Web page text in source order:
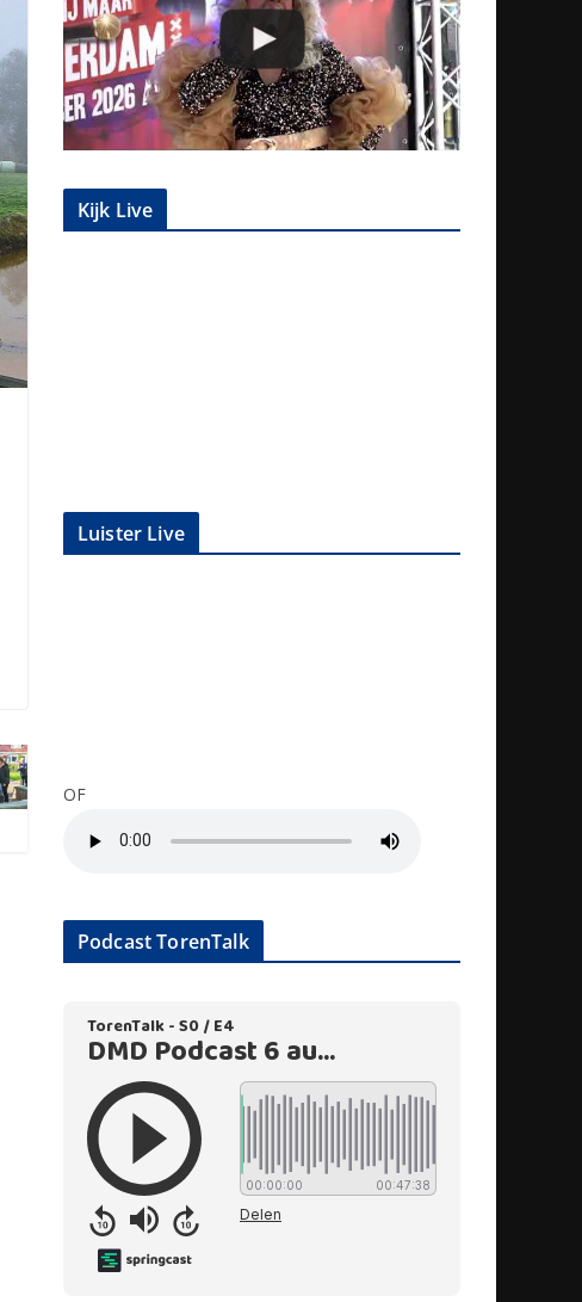
Kijk Live
Luister Live
OF
Podcast TorenTalk